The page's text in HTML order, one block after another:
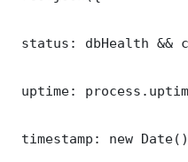
status: dbHealth &&
uptime:
timestamp: new